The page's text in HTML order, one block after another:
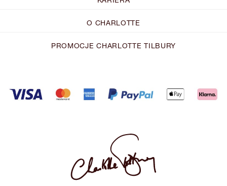
O CHARLOTTE
PROMOCJE CHARLOTTE TILBURY